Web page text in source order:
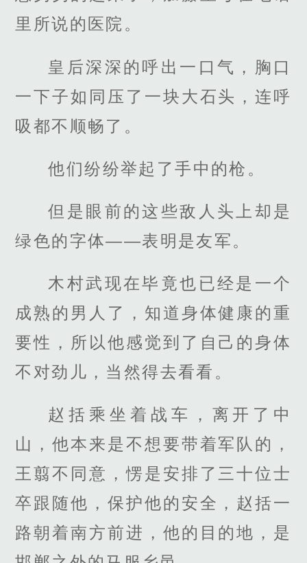
里所说的医院。
皇后深深的呼出一口气，胸口
一下子如同压了一块大石头，连呼
吸都不顺畅了。
他们纷纷举起了手中的枪。
但是眼前的这些敌人头上却是
绿色的字体——表明是友军。
木村武现在毕竟也已经是一个
成熟的男人了，知道身体健康的重
要性，所以他感觉到了自己的身体
不对劲儿，当然得去看看。
赵括乘坐着战车，离开了中
山，他本来是不想要带着军队的，
王翦不同意，愣是安排了三十位士
卒跟随他，保护他的安全，赵括一
路朝着南方前进，他的目的地，是